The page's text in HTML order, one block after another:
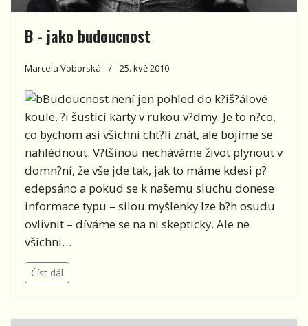
B - jako budoucnost
Marcela Voborská 25. kvě 2010
Budoucnost není jen pohled do k?iš?álové
koule, ?i šustící karty v rukou v?dmy. Je to n?co,
co bychom asi všichni cht?li znát, ale bojíme se
nahlédnout. V?tšinou necháváme život plynout v
domn?ní, že vše jde tak, jak to máme kdesi p?
edepsáno a pokud se k našemu sluchu donese
informace typu – silou myšlenky lze b?h osudu
ovlivnit – díváme se na ni skepticky. Ale ne
všichni…
Číst dál